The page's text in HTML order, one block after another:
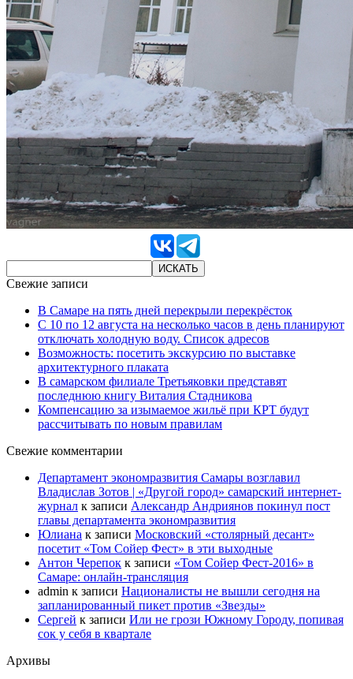
Свежие записи
В Самаре на пять дней перекрыли перекрёсток
С 10 по 12 августа на несколько часов в день планируют
отключать холодную воду. Список адресов
Возможность: посетить экскурсию по выставке
архитектурного плаката
В самарском филиале Третьяковки представят
последнюю книгу Виталия Стадникова
Компенсацию за изымаемое жильё при КРТ будут
рассчитывать по новым правилам
Свежие комментарии
Департамент экономразвития Самары возглавил
Владислав Зотов | «Другой город» самарский интернет-
журнал к записи Александр Андриянов покинул пост
главы департамента экономразвития
Юлиана к записи Московский «столярный десант»
посетит «Том Сойер Фест» в эти выходные
Антон Черепок к записи «Том Сойер Фест-2016» в
Самаре: онлайн-трансляция
admin к записи Националисты не вышли сегодня на
запланированный пикет против «Звезды»
Сергей к записи Или не грози Южному Городу, попивая
сок у себя в квартале
Архивы